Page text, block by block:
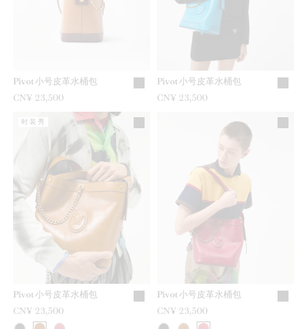
Pivot小号皮革水桶包
CN¥ 23,500
Pivot小号皮革水桶包
CN¥ 23,500
Pivot小号皮革水桶包
CN¥ 23,500
时装秀
Pivot小号皮革水桶包
CN¥ 23,500